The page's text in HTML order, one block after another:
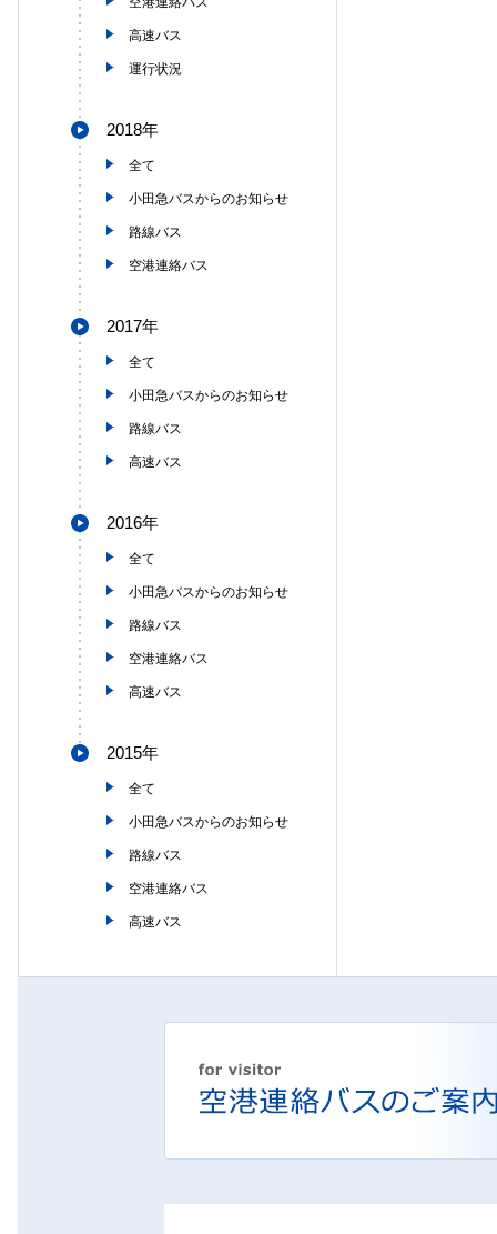
高速バス
運行状況
2018年
全て
小田急バスからのお知らせ
路線バス
空港連絡バス
2017年
全て
小田急バスからのお知らせ
路線バス
高速バス
2016年
全て
小田急バスからのお知らせ
路線バス
空港連絡バス
高速バス
2015年
全て
小田急バスからのお知らせ
路線バス
空港連絡バス
高速バス